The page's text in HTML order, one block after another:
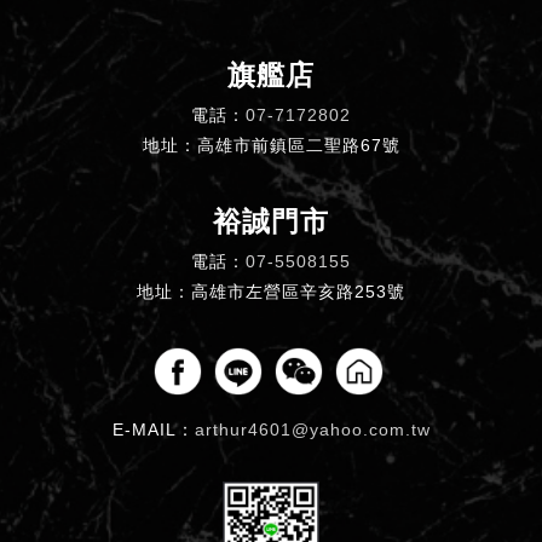
旗艦店
電話： 07-7172802
地址：高雄市前鎮區二聖路67號
裕誠門市
電話： 07-5508155
地址：高雄市左營區辛亥路253號
E-MAIL： arthur4601@yahoo.com.tw